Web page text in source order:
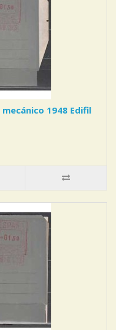
1948 Edifil